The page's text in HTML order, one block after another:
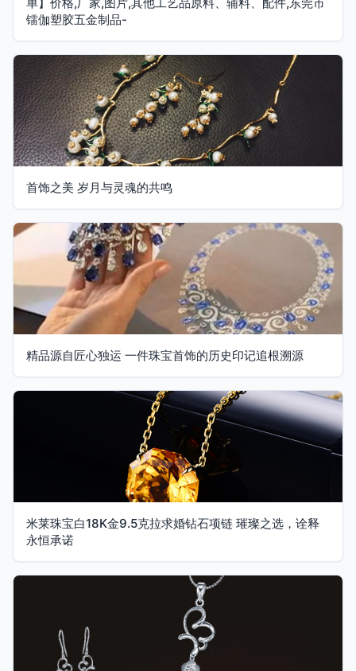
镭伽塑胶五金制品-
首饰之美 岁月与灵魂的共鸣
精品源自匠心独运 一件珠宝首饰的历史印记追根溯源
米莱珠宝白18K金9.5克拉求婚钻石项链 璀璨之选，诠释
永恒承诺